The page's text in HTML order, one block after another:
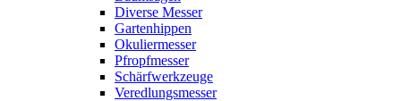
Diverse Messer
Gartenhippen
Okuliermesser
Pfropfmesser
Schärfwerkzeuge
Veredlungsmesser